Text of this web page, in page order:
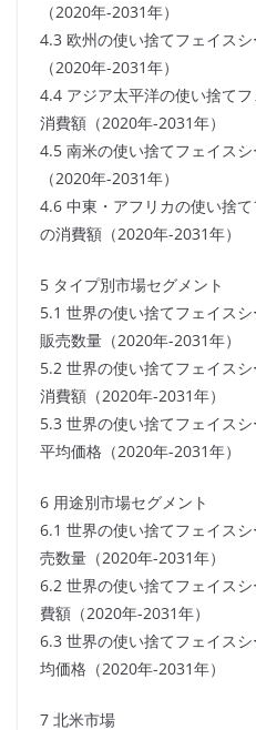
（2020年-2031年）
4.3 欧州の使い捨てフェイス
（2020年-2031年）
4.4 アジア太平洋の使い捨て
消費額（2020年-2031年）
4.5 南米の使い捨てフェイス
（2020年-2031年）
4.6 中東・アフリカの使い捨
の消費額（2020年-2031年）
5 タイプ別市場セグメント
5.1 世界の使い捨てフェイス
販売数量（2020年-2031年）
5.2 世界の使い捨てフェイス
消費額（2020年-2031年）
5.3 世界の使い捨てフェイス
平均価格（2020年-2031年）
6 用途別市場セグメント
6.1 世界の使い捨てフェイス
売数量（2020年-2031年）
6.2 世界の使い捨てフェイス
費額（2020年-2031年）
6.3 世界の使い捨てフェイス
均価格（2020年-2031年）
7 北米市場